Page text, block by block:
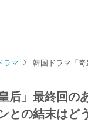
ラマ
韓国ドラマ「
后」最終回の
との結末はど